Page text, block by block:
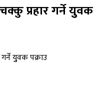
प्रहार गर्ने युुवक